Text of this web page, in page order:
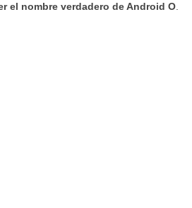
el nombre verdadero de Android O.